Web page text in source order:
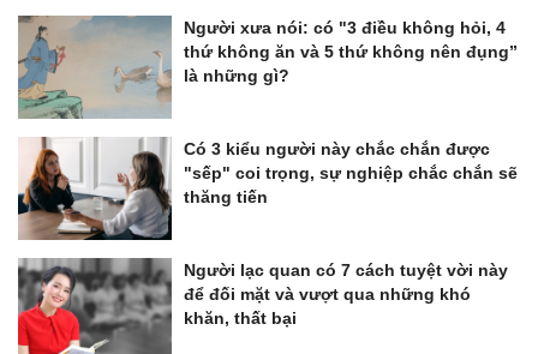
Người xưa nói: có "3 điều không hỏi, 4
thứ không ăn và 5 thứ không nên đụng”
là những gì?
Có 3 kiểu người này chắc chắn được
"sếp" coi trọng, sự nghiệp chắc chắn sẽ
thăng tiến
Người lạc quan có 7 cách tuyệt vời này
để đối mặt và vượt qua những khó
khăn, thất bại